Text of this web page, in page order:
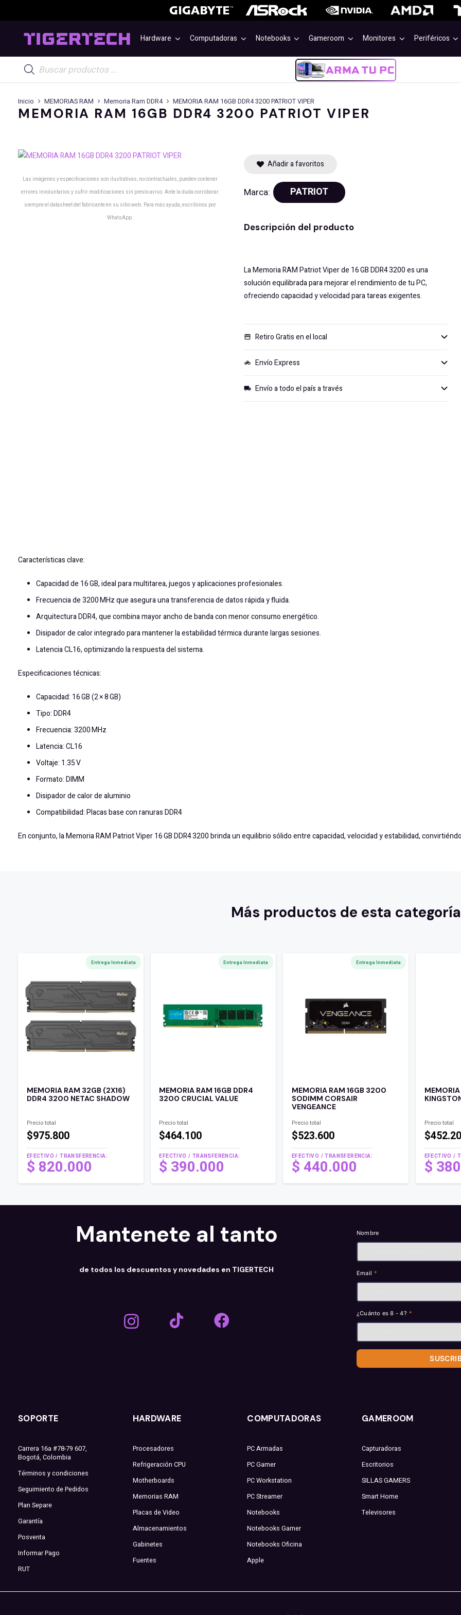
Hardware Computadoras Notebooks Gameroom Monitores Periféricos
Búsqueda
de
productos
Inicio MEMORIAS RAM Memoria Ram DDR4 MEMORIA RAM 16GB DDR4 3200 PATRIOT VIPER
MEMORIA RAM 16GB DDR4 3200 PATRIOT VIPER
Las imágenes y especificaciones son ilustrativas, no contractuales, pueden contener
errores involuntarios y sufrir modificaciones sin previo aviso. Ante la duda corroborar
siempre el datasheet del fabricante en su sitio web. Para más ayuda, escribinos por
WhatsApp.
Añadir a favoritos
Marca: PATRIOT
Descripción del producto
La Memoria RAM Patriot Viper de 16 GB DDR4 3200 es una
solución equilibrada para mejorar el rendimiento de tu PC,
ofreciendo capacidad y velocidad para tareas exigentes.
storefront Retiro Gratis en el local
motorcycle Envío Express
local_shipping Envío a todo el país a través
Características clave:
Capacidad de 16 GB, ideal para multitarea, juegos y aplicaciones profesionales.
Frecuencia de 3200 MHz que asegura una transferencia de datos rápida y fluida.
Arquitectura DDR4, que combina mayor ancho de banda con menor consumo energético.
Disipador de calor integrado para mantener la estabilidad térmica durante largas sesiones.
Latencia CL16, optimizando la respuesta del sistema.
Especificaciones técnicas:
Capacidad: 16 GB (2 × 8 GB)
Tipo: DDR4
Frecuencia: 3200 MHz
Latencia: CL16
Voltaje: 1.35 V
Formato: DIMM
Disipador de calor de aluminio
Compatibilidad: Placas base con ranuras DDR4
En conjunto, la Memoria RAM Patriot Viper 16 GB DDR4 3200 brinda un equilibrio sólido entre capacidad, velocidad y estabilidad,
Más productos de esta categoría
Entrega Inmediata
MEMORIA RAM 32GB (2X16)
DDR4 3200 NETAC SHADOW
Precio total
$975.800
EFECTIVO / TRANSFERENCIA:
$ 820.000
Entrega Inmediata
MEMORIA RAM 16GB DDR4
3200 CRUCIAL VALUE
Precio total
$464.100
EFECTIVO / TRANSFERENCIA:
$ 390.000
Entrega Inmediata
MEMORIA RAM 16GB 3200
SODIMM CORSAIR
VENGEANCE
Precio total
$523.600
EFECTIVO / TRANSFERENCIA:
$440.000
Precio total
EFECTIVO /
$
Mantenete al tanto
de todos los descuentos y novedades en TIGERTECH
Nombre
Email *
¿Cuánto es 8 - 4? *
SOPORTE
Carrera 16a #78-79 607,
Bogotá, Colombia
Términos y condiciones
Seguimiento de Pedidos
Plan Separe
Garantía
Posventa
Informar Pago
RUT
HARDWARE
Procesadores
Refrigeración CPU
Motherboards
Memorias RAM
Placas de Video
Almacenamientos
Gabinetes
Fuentes
COMPUTADORAS
PC Armadas
PC Gamer
PC Workstation
PC Streamer
Notebooks
Notebooks Gamer
Notebooks Oficina
Apple
GAMEROOM
Capturadoras
Escritorios
SILLAS GAMERS
Smart Home
Televisores